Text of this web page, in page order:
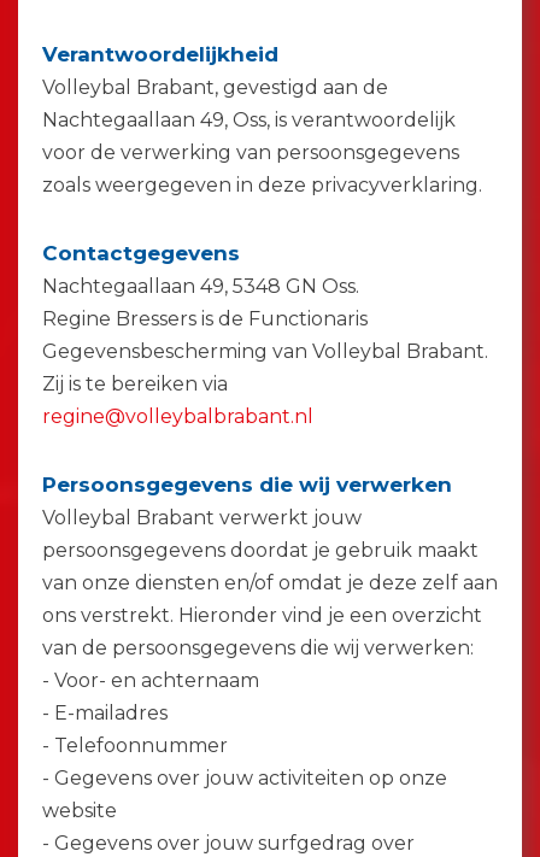
Verantwoordelijkheid
Volleybal Brabant, gevestigd aan de
Nachtegaallaan 49, Oss, is verantwoordelijk
voor de verwerking van persoonsgegevens
zoals weergegeven in deze privacyverklaring.
Contactgegevens
Nachtegaallaan 49, 5348 GN Oss.
Regine Bressers is de Functionaris
Gegevensbescherming van Volleybal Brabant.
Zij is te bereiken via
regine@volleybalbrabant.nl
Persoonsgegevens die wij verwerken
Volleybal Brabant verwerkt jouw
persoonsgegevens doordat je gebruik maakt
van onze diensten en/of omdat je deze zelf aan
ons verstrekt. Hieronder vind je een overzicht
van de persoonsgegevens die wij verwerken:
- Voor- en achternaam
- E-mailadres
- Telefoonnummer
- Gegevens over jouw activiteiten op onze
website
- Gegevens over jouw surfgedrag over